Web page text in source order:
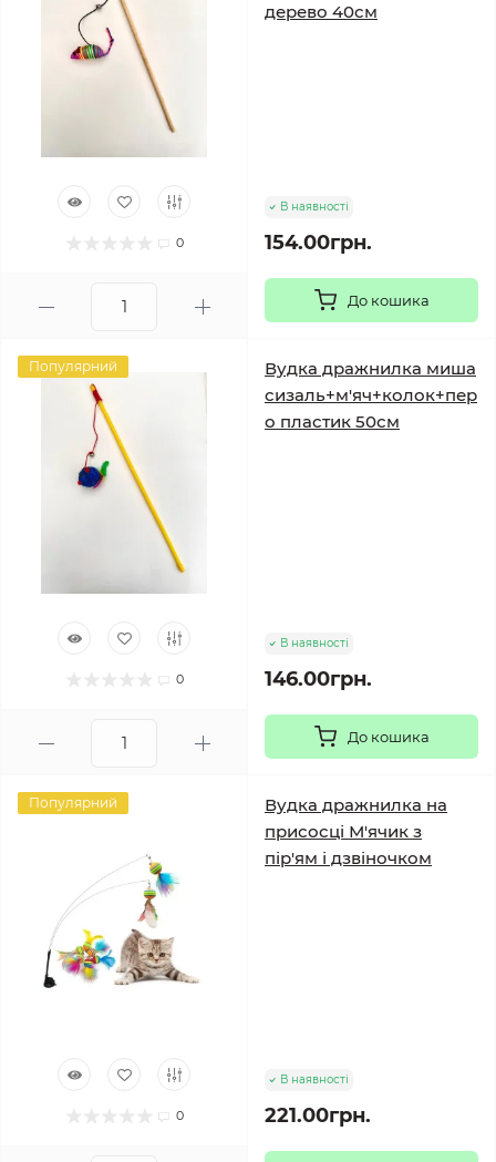
0
дерево 40см
В наявності
154.00грн.
До кошика
Популярний
0
Вудка дражнилка миша
сизаль+м'яч+колок+пер
о пластик 50см
В наявності
146.00грн.
До кошика
Популярний
0
Вудка дражнилка на
присосці М'ячик з
пір'ям і дзвіночком
В наявності
221.00грн.